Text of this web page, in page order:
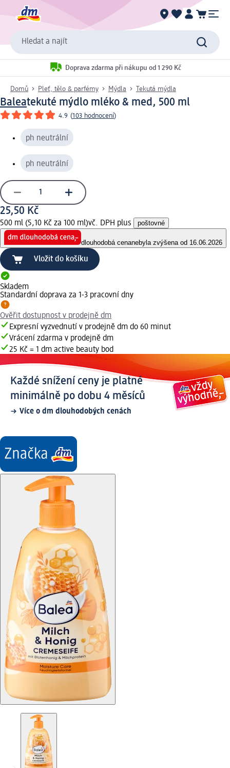
Hledat a najít
Doprava zdarma při nákupu od 1 290 Kč
Domů Pleť, tělo & parfémy Mýdla Tekutá mýdla
Baleatekuté mýdlo mléko & med, 500 ml
4.9 (103 hodnocení)
ph neutrální
ph neutrální
25,50 Kč
500 ml (5,10 Kč za 100 ml)vč. DPH plus poštovné
dlouhodobá cenanebyla zvýšena od 16.06.2026
Vložit do košíku
Skladem
Standardní doprava za 1-3 pracovní dny
Ověřit dostupnost v prodejně dm
Expresní vyzvednutí v prodejně dm do 60 minut
Vrácení zdarma v prodejně dm
25 Kč = 1 dm active beauty bod
Každé snížení ceny je platné
minimálně po dobu 4 měsíců
Více o dm dlouhodobých cenách